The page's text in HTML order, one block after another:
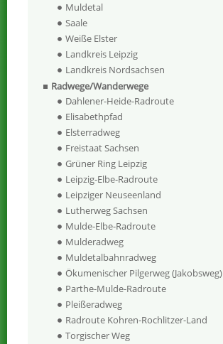
Muldetal
Saale
Weiße Elster
Landkreis Leipzig
Landkreis Nordsachsen
Radwege/Wanderwege
Dahlener-Heide-Radroute
Elisabethpfad
Elsterradweg
Freistaat Sachsen
Grüner Ring Leipzig
Leipzig-Elbe-Radroute
Leipziger Neuseenland
Lutherweg Sachsen
Mulde-Elbe-Radroute
Mulderadweg
Muldetalbahnradweg
Ökumenischer Pilgerweg (Jakobsweg)
Parthe-Mulde-Radroute
Pleißeradweg
Radroute Kohren-Rochlitzer-Land
Torgischer Weg